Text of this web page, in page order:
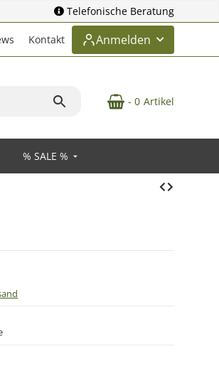
Telefonische Beratung
Kontakt Anmelden
- 0 Artikel
% SALE %